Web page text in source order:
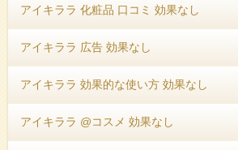
アイキララ 化粧品 口コミ 効果なし
アイキララ 広告 効果なし
アイキララ 効果的な使い方 効果なし
アイキララ @コスメ 効果なし